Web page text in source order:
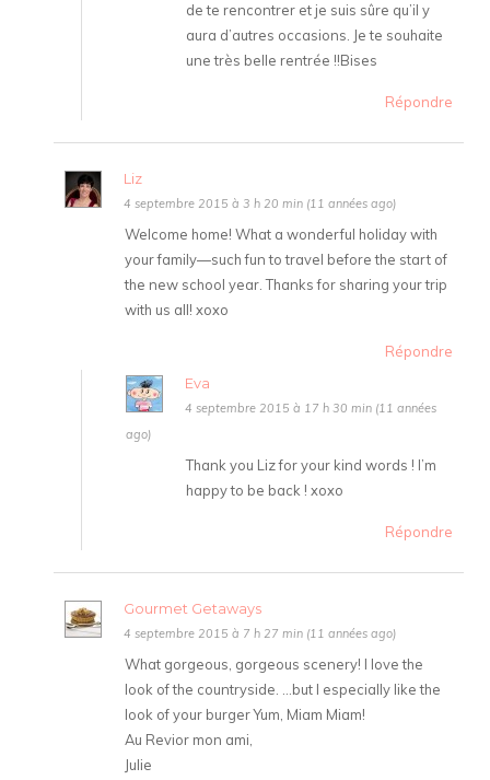
de te rencontrer et je suis sûre qu’il y
aura d’autres occasions. Je te souhaite
une très belle rentrée !!Bises
Répondre
Liz
4 septembre 2015 à 3 h 20 min (11 années ago)
Welcome home! What a wonderful holiday with
your family—such fun to travel before the start of
the new school year. Thanks for sharing your trip
with us all! xoxo
Répondre
Eva
4 septembre 2015 à 17 h 30 min (11 années
ago)
Thank you Liz for your kind words ! I’m
happy to be back ! xoxo
Répondre
Gourmet Getaways
4 septembre 2015 à 7 h 27 min (11 années ago)
What gorgeous, gorgeous scenery! I love the
look of the countryside. …but I especially like the
look of your burger Yum, Miam Miam!
Au Revior mon ami,
Julie